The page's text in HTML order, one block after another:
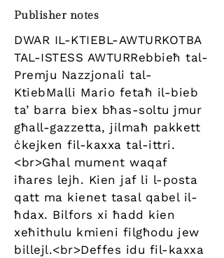
Publisher notes
DWAR IL-KTIEBL-AWTURKOTBA
TAL-ISTESS AWTURRebbieħ tal-
Premju Nazzjonali tal-
KtiebMalli Mario fetaħ il-bieb
ta’ barra biex bħas-soltu jmur
għall-gazzetta, jilmaħ pakkett
ċkejken fil-kaxxa tal-ittri.
<br>Għal mument waqaf
iħares lejh. Kien jaf li l-posta
qatt ma kienet tasal qabel il-
ħdax. Bilfors xi ħadd kien
xeħithulu kmieni filgħodu jew
billejl.<br>Deffes idu fil-kaxxa